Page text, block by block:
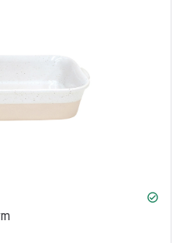
check_circle